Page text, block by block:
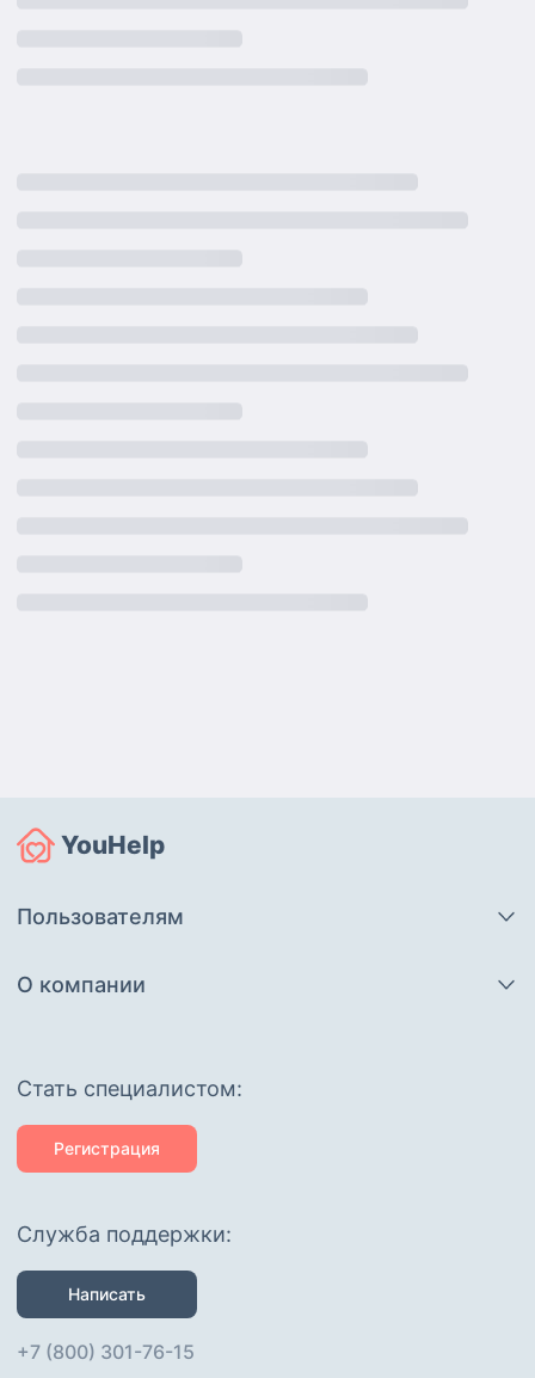
YouHelp
Пользователям
О компании
Cтать специалистом:
Регистрация
Служба поддержки:
Написать
+7 (800) 301-76-15